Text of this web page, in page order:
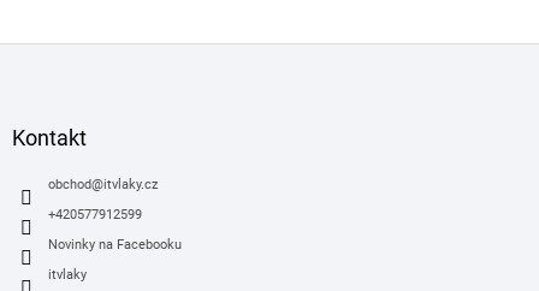
Kontakt
obchod@itvlaky.cz
+420577912599
Novinky na Facebooku
itvlaky